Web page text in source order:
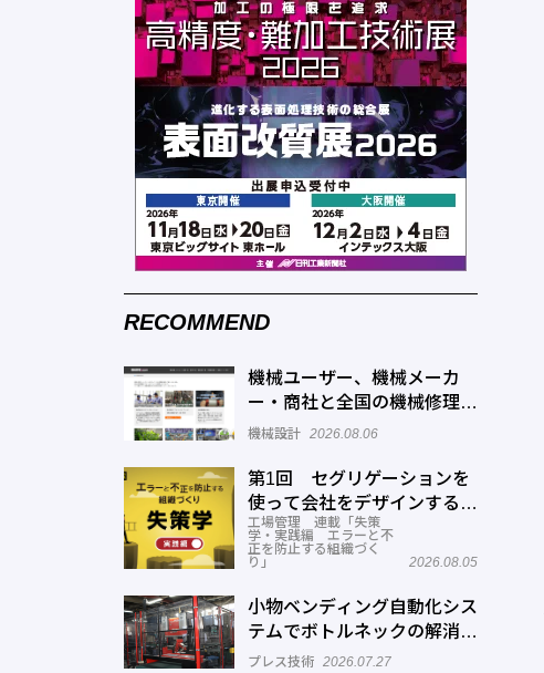
RECOMMEND
機械ユーザー、機械メーカ
ー・商社と全国の機械修理業
者をマッチングするサービス
機械設計 2026.08.06
第1回 セグリゲーションを
使って会社をデザインする方
法
工場管理 連載「失策
学・実践編 エラーと不
正を防止する組織づく
り」
2026.08.05
小物ベンディング自動化シス
テムでボトルネックの解消へ
─正幸産業
プレス技術 2026.07.27